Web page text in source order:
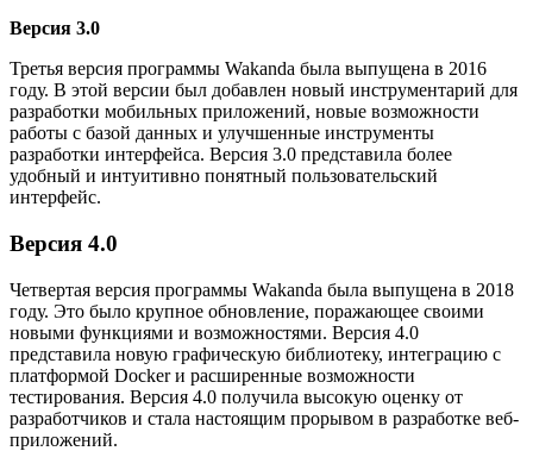
Версия 3.0
Третья версия программы Wakanda была выпущена в 2016
году. В этой версии был добавлен новый инструментарий для
разработки мобильных приложений, новые возможности
работы с базой данных и улучшенные инструменты
разработки интерфейса. Версия 3.0 представила более
удобный и интуитивно понятный пользовательский
интерфейс.
Версия 4.0
Четвертая версия программы Wakanda была выпущена в 2018
году. Это было крупное обновление, поражающее своими
новыми функциями и возможностями. Версия 4.0
представила новую графическую библиотеку, интеграцию с
платформой Docker и расширенные возможности
тестирования. Версия 4.0 получила высокую оценку от
разработчиков и стала настоящим прорывом в разработке веб-
приложений.